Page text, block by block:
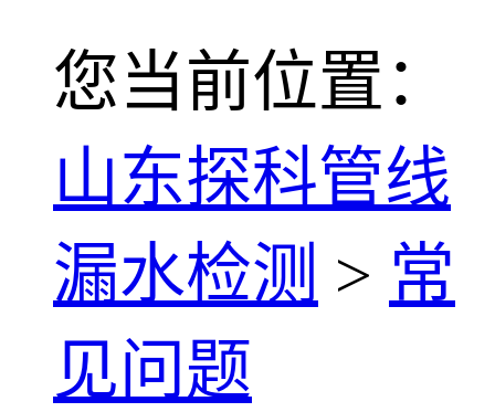
您当前位置：
山东探科管线
漏水检测 > 常
见问题